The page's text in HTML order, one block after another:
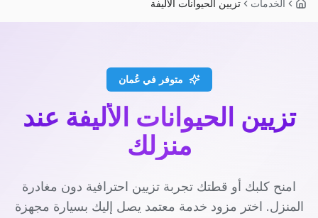
الخدمات تزيين الحيوانات الأليفة
متوفر في عُمان
تزيين الحيوانات الأليفة عند
منزلك
امنح كلبك أو قطتك تجربة تزيين احترافية دون مغادرة
المنزل. اختر مزود خدمة معتمد يصل إليك بسيارة مجهزة